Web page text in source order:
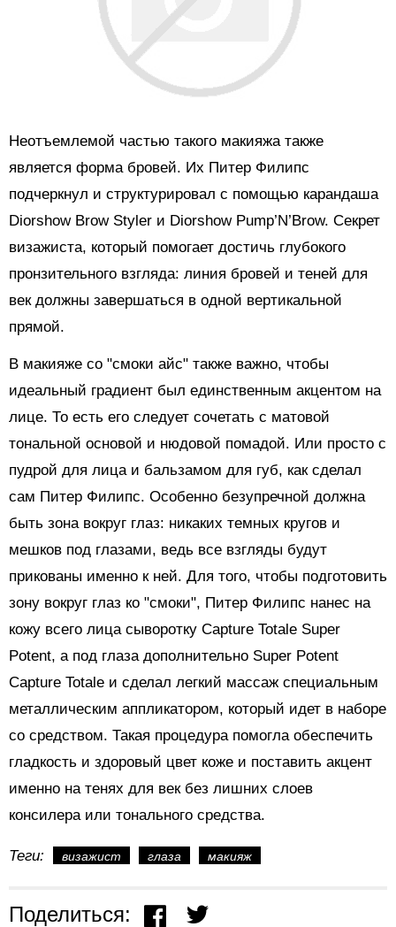
Неотъемлемой частью такого макияжа также
является форма бровей. Их Питер Филипс
подчеркнул и структурировал с помощью карандаша
Diorshow Brow Styler и Diorshow Pump’N’Brow. Секрет
визажиста, который помогает достичь глубокого
пронзительного взгляда: линия бровей и теней для
век должны завершаться в одной вертикальной
прямой.
В макияже со "смоки айс" также важно, чтобы
идеальный градиент был единственным акцентом на
лице. То есть его следует сочетать с матовой
тональной основой и нюдовой помадой. Или просто с
пудрой для лица и бальзамом для губ, как сделал
сам Питер Филипс. Особенно безупречной должна
быть зона вокруг глаз: никаких темных кругов и
мешков под глазами, ведь все взгляды будут
прикованы именно к ней. Для того, чтобы подготовить
зону вокруг глаз ко "смоки", Питер Филипс нанес на
кожу всего лица сыворотку Capture Totale Super
Potent, а под глаза дополнительно Super Potent
Capture Totale и сделал легкий массаж специальным
металлическим аппликатором, который идет в наборе
со средством. Такая процедура помогла обеспечить
гладкость и здоровый цвет коже и поставить акцент
именно на тенях для век без лишних слоев
консилера или тонального средства.
Теги: визажист глаза макияж
Поделиться: